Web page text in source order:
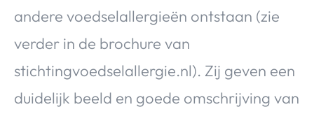
andere voedselallergieën ontstaan (zie
verder in de brochure van
stichtingvoedselallergie.nl). Zij geven een
duidelijk beeld en goede omschrijving van